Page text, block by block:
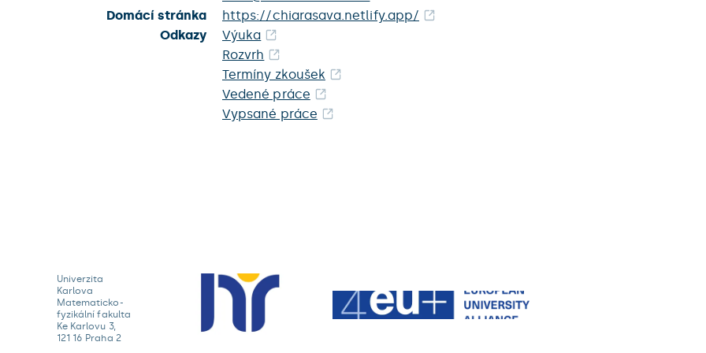
Domácí stránka
https://chiarasava.netlify.app/
Odkazy
Výuka
Rozvrh
Termíny zkoušek
Vedené práce
Vypsané práce
Univerzita
Karlova
Matematicko-
fyzikální fakulta
Ke Karlovu 3,
121 16 Praha 2